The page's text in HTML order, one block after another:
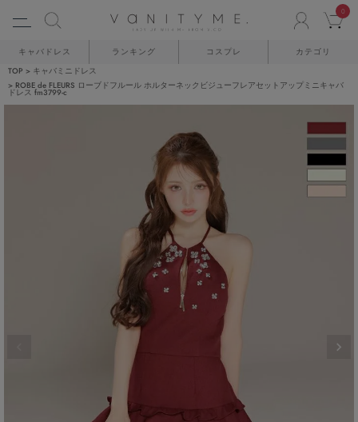
0
キャバドレス ランキング コスプレ カテゴリ
TOP
キャバミニドレス
ROBE de FLEURS ローブドフルール ホルターネックビジューフレアセットアップミニキャバ
ドレス fm3799-c